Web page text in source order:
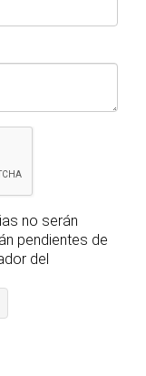
no serán
pendientes de
del